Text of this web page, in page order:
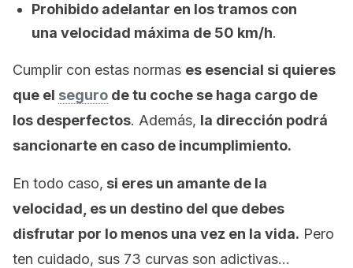
Prohibido adelantar en los tramos con
una velocidad máxima de 50 km/h.
Cumplir con estas normas es esencial si quieres
que el seguro de tu coche se haga cargo de
los desperfectos. Además, la dirección podrá
sancionarte en caso de incumplimiento.
En todo caso, si eres un amante de la
velocidad, es un destino del que debes
disfrutar por lo menos una vez en la vida. Pero
ten cuidado, sus 73 curvas son adictivas…